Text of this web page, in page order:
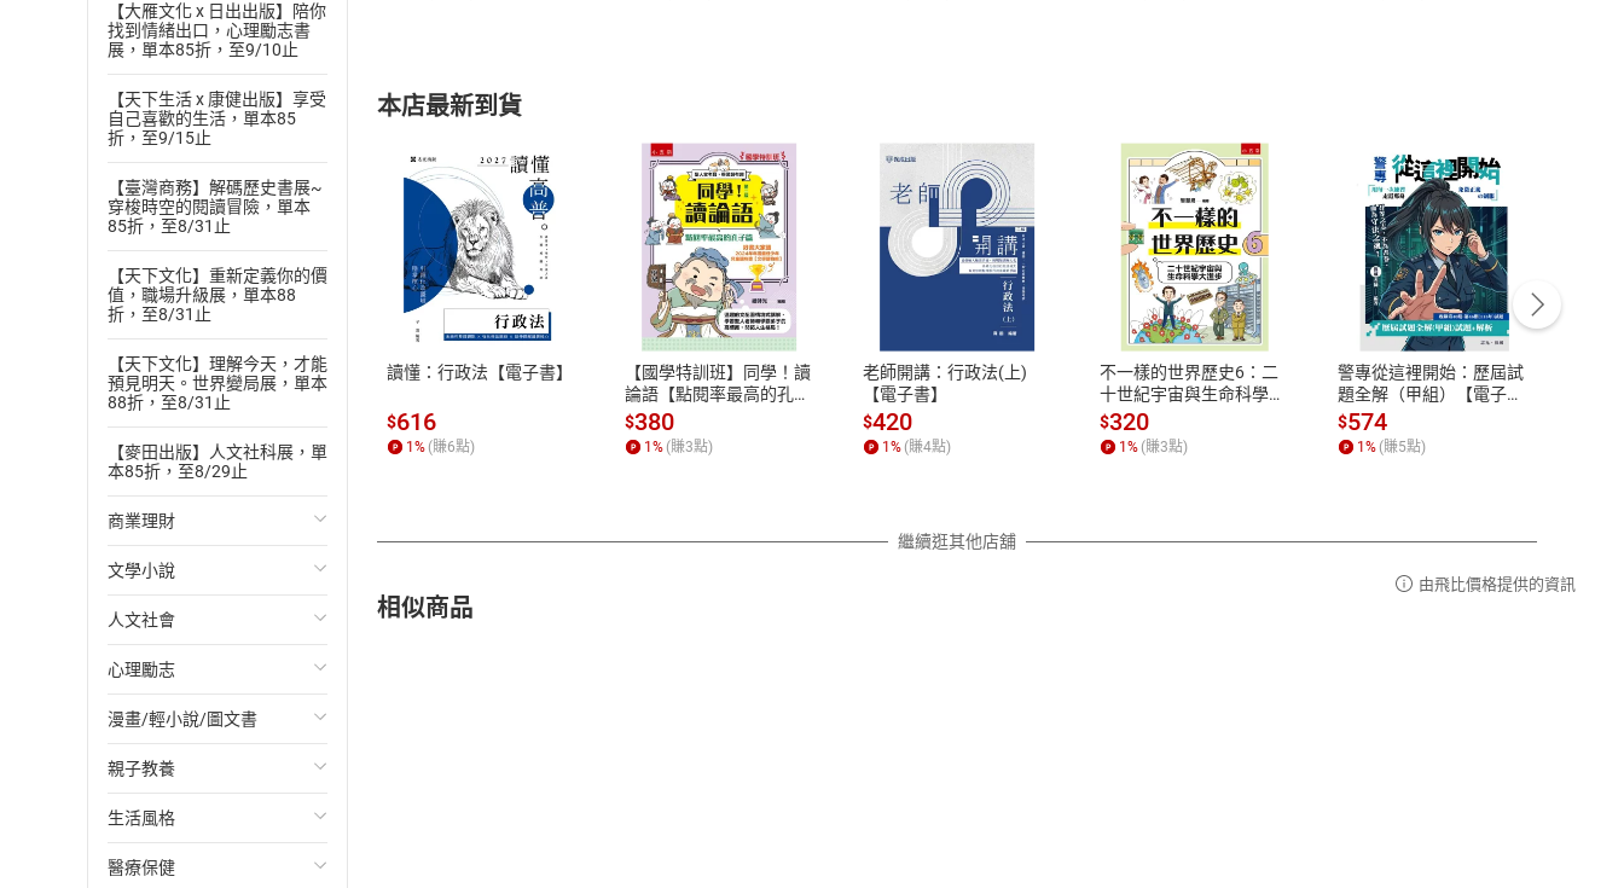
【大雁文化 x 日出出版】陪你
找到情緒出口，心理勵志書
展，單本85折，至9/10止
【天下生活 x 康健出版】享受
自己喜歡的生活，單本85
折，至9/15止
【臺灣商務】解碼歷史書展~
穿梭時空的閱讀冒險，單本
85折，至8/31止
【天下文化】重新定義你的價
值，職場升級展，單本88
折，至8/31止
【天下文化】理解今天，才能
預見明天。世界變局展，單本
88折，至8/31止
【麥田出版】人文社科展，單
本85折，至8/29止
商業理財
投資理財
經濟/趨勢
財務/金融
管理/領導
職場工作術
成功法
行銷/廣告
文學小說
歐美文學
日本文學
韓國文學
華文文學
經典文學
成長/家庭生活小說
人文社會
國際關係
政治
社會科學
台灣/中國歷史
日/韓歷史
心理勵志
心靈成長/情緒
人際關係
兩性關係
心理學
漫畫/輕小說/圖文書
輕小說
奇幻/科幻
愛情故事
親子教養
教育現場
兒童文學/故事
生活風格
飲食/食譜
醫療保健
付款方式
ATM轉帳、信用卡、LINE PAY、AFTEE
退換貨規範
本店是否提供消費者保護法七日猶豫期
之權利，遽消費者保護法及通訊交易解
除權合理例外情事適用準則，依商品性
質各有不同規定。詳細退換貨說明請參
照各商品說明。
客服資訊
服務時間：週一到週五 10:00-12:00、
13:00-17:00 (國定假日及例假日休息)
客服電話：0080-1857077
本店最新到貨
讀懂：行政法【電子書】
$616
1 % (賺6點)
【國學特訓班】同學！讀
論語【點閱率最高的孔子
篇】逗趣的文配圖情境式
講解，學習聖人老師和學
霸弟子的高情商，開拓人
$380
1 % (賺3點)
老師開講：行政法(上)
【電子書】
$420
1 % (賺4點)
不一樣的世界歷史6：二
十世紀宇宙與生命科學大
進步【電子書】
$320
1% (賺3點)
警專從這裡開始：歷屆試
題全解（甲組）【電子
書】
$574
1% (賺5點)
繼續逛其他店舖
相似商品
由飛比價格提供的資訊